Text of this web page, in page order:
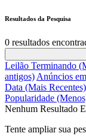
Resultados da Pesquisa
0 resultados
Leilão Terminando
antigos) Anúncios
Data (Mais Recentes)
Popularidade
Nenhum Resultado
Tente ampliar sua